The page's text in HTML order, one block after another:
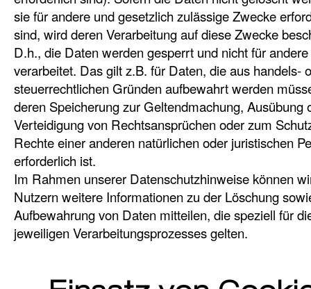
sie für andere und gesetzlich zulässige Zwecke
sind, wird deren Verarbeitung auf diese Zwecke
D.h., die Daten werden gesperrt und nicht für
verarbeitet. Das gilt z.B. für Daten, die aus handels-
steuerrechtlichen Gründen aufbewahrt werden
deren Speicherung zur Geltendmachung, Ausübung
Verteidigung von Rechtsansprüchen oder zum
Rechte einer anderen natürlichen oder juristischen
erforderlich ist.
Im Rahmen unserer Datenschutzhinweise können
Nutzern weitere Informationen zu der Löschung
Aufbewahrung von Daten mitteilen, die speziell für
jeweiligen Verarbeitungsprozesses gelten.